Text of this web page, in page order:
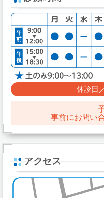
休診日
事前にお問い
アクセス